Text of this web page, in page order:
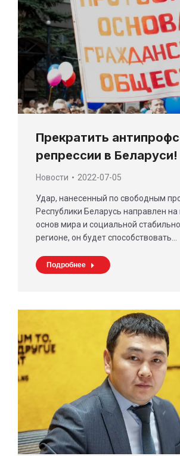
Прекратить
репрессии в Беларуси!
Новости 2022-07-05
Удар, нанесенный по свободным
Республики Беларусь направлен
основ мира и социальной
регионе, он будет способствовать…
Подробнее